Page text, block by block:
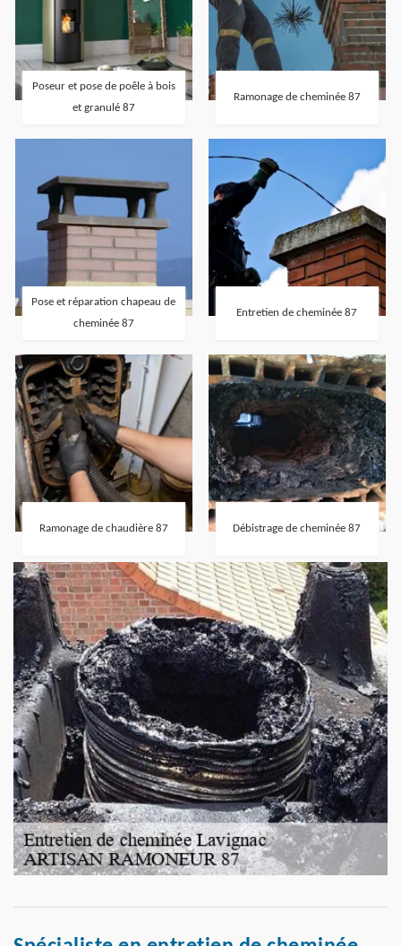
Poseur et pose de poêle à bois
et granulé 87
Ramonage de cheminée 87
Pose et réparation chapeau de
cheminée 87
Entretien de cheminée 87
Ramonage de chaudière 87 Débistrage de cheminée 87